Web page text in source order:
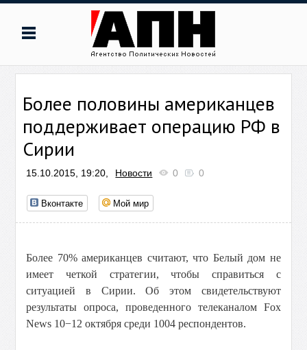
Более половины американцев
поддерживает операцию РФ в
Сирии
15.10.2015, 19:20, Новости 0 0
Вконтакте Мой мир
Более 70% американцев считают, что Белый дом не
имеет четкой стратегии, чтобы справиться с
ситуацией в Сирии. Об этом свидетельствуют
результаты опроса, проведенного телеканалом Fox
News 10−12 октября среди 1004 респондентов.